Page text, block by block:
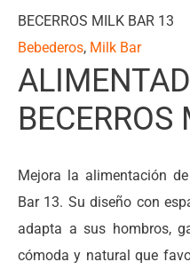
BECERROS MILK BAR 13
Bebederos, Milk Bar
Mejora la alimentación
Bar 13. Su diseño con
adapta a sus hombros,
cómoda y natural que